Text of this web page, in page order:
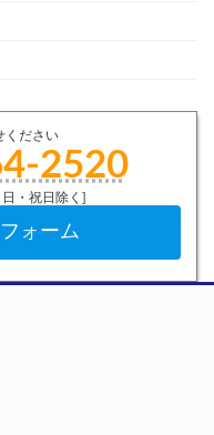
ください
2520
・祝日除く]
ォーム